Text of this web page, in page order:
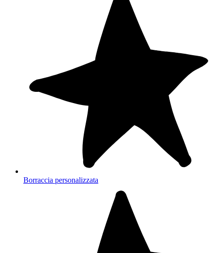
Borraccia personalizzata